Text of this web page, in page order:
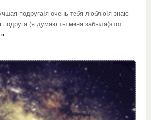
подруга!я очень тебя люблю!я знаю
подруга.(я думаю ты меня забыла(этот
»